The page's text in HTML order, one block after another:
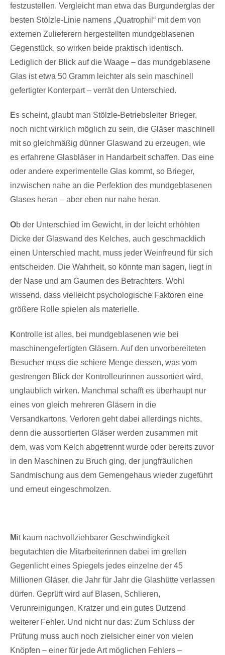
festzustellen. Vergleicht man etwa das Burgunderglas der
besten Stölzle-Linie namens „Quatrophil“ mit dem von
externen Zulieferern hergestellten mundgeblasenen
Gegenstück, so wirken beide praktisch identisch.
Lediglich der Blick auf die Waage – das mundgeblasene
Glas ist etwa 50 Gramm leichter als sein maschinell
gefertigter Konterpart – verrät den Unterschied.
Es scheint, glaubt man Stölzle-Betriebsleiter Brieger,
noch nicht wirklich möglich zu sein, die Gläser maschinell
mit so gleichmäßig dünner Glaswand zu erzeugen, wie
es erfahrene Glasbläser in Handarbeit schaffen. Das eine
oder andere experimentelle Glas kommt, so Brieger,
inzwischen nahe an die Perfektion des mundgeblasenen
Glases heran – aber eben nur nahe heran.
Ob der Unterschied im Gewicht, in der leicht erhöhten
Dicke der Glaswand des Kelches, auch geschmacklich
einen Unterschied macht, muss jeder Weinfreund für sich
entscheiden. Die Wahrheit, so könnte man sagen, liegt in
der Nase und am Gaumen des Betrachters. Wohl
wissend, dass vielleicht psychologische Faktoren eine
größere Rolle spielen als materielle.
Kontrolle ist alles, bei mundgeblasenen wie bei
maschinengefertigten Gläsern. Auf den unvorbereiteten
Besucher muss die schiere Menge dessen, was vom
gestrengen Blick der Kontrolleurinnen aussortiert wird,
unglaublich wirken. Manchmal schafft es überhaupt nur
eines von gleich mehreren Gläsern in die
Versandkartons. Verloren geht dabei allerdings nichts,
denn die aussortierten Gläser werden zusammen mit
dem, was vom Kelch abgetrennt wurde oder bereits zuvor
in den Maschinen zu Bruch ging, der jungfräulichen
Sandmischung aus dem Gemengehaus wieder zugeführt
und erneut eingeschmolzen.
Mit kaum nachvollziehbarer Geschwindigkeit
begutachten die Mitarbeiterinnen dabei im grellen
Gegenlicht eines Spiegels jedes einzelne der 45
Millionen Gläser, die Jahr für Jahr die Glashütte verlassen
dürfen. Geprüft wird auf Blasen, Schlieren,
Verunreinigungen, Kratzer und ein gutes Dutzend
weiterer Fehler. Und nicht nur das: Zum Schluss der
Prüfung muss auch noch zielsicher einer von vielen
Knöpfen – einer für jede Art möglichen Fehlers –